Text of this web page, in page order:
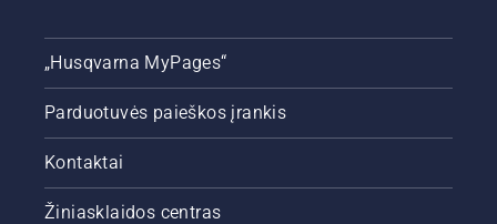
„Husqvarna MyPages“
Parduotuvės paieškos įrankis
Kontaktai
Žiniasklaidos centras